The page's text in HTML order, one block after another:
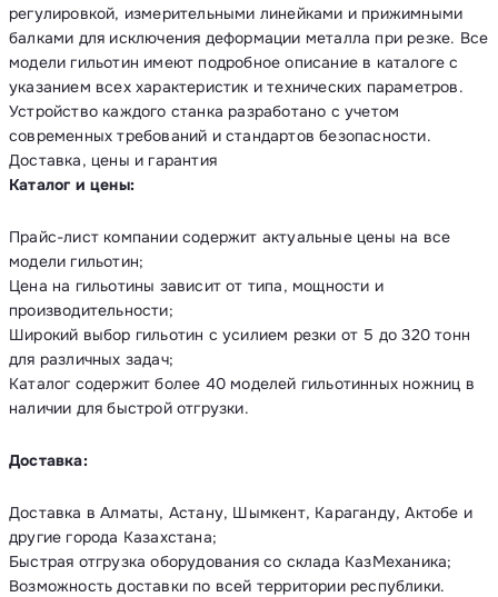
регулировкой, измерительными линейками и прижимными
балками для исключения деформации металла при резке. Все
модели гильотин имеют подробное описание в каталоге с
указанием всех характеристик и технических параметров.
Устройство каждого станка разработано с учетом
современных требований и стандартов безопасности.
Доставка, цены и гарантия
Каталог и цены:
Прайс-лист компании содержит актуальные цены на все
модели гильотин;
Цена на гильотины зависит от типа, мощности и
производительности;
Широкий выбор гильотин с усилием резки от 5 до 320 тонн
для различных задач;
Каталог содержит более 40 моделей гильотинных ножниц в
наличии для быстрой отгрузки.
Доставка:
Доставка в Алматы, Астану, Шымкент, Караганду, Актобе и
другие города Казахстана;
Быстрая отгрузка оборудования со склада КазМеханика;
Возможность доставки по всей территории республики.